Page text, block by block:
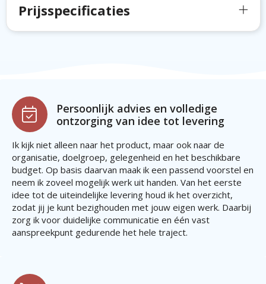
Prijsspecificaties
Persoonlijk advies en volledige
ontzorging van idee tot levering
Ik kijk niet alleen naar het product, maar ook naar de
organisatie, doelgroep, gelegenheid en het beschikbare
budget. Op basis daarvan maak ik een passend voorstel en
neem ik zoveel mogelijk werk uit handen. Van het eerste
idee tot de uiteindelijke levering houd ik het overzicht,
zodat jij je kunt bezighouden met jouw eigen werk. Daarbij
zorg ik voor duidelijke communicatie en één vast
aanspreekpunt gedurende het hele traject.